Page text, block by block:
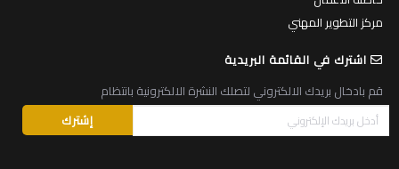
مركز التطوير المهني
اشترك في القائمة البريدية
قم بادخال بريدك الالكتروني لتصلك النشرة الالكترونية بانتظام